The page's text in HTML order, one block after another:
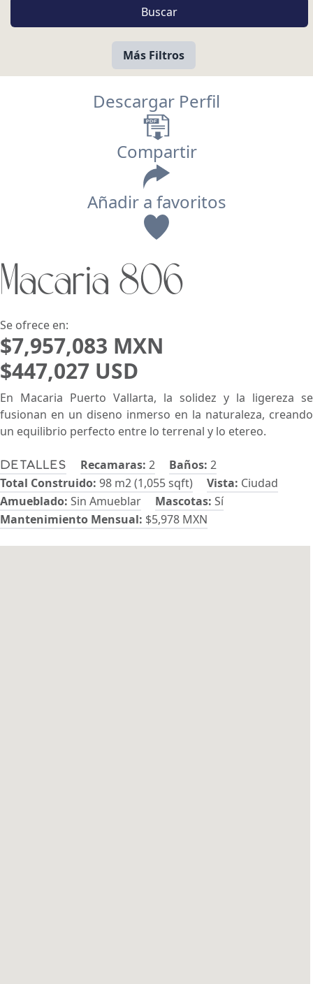
Más Filtros
Descargar Perfil
Compartir
Añadir a favoritos
Macaria 806
Se ofrece en:
$7,957,083 MXN
$447,027 USD
Detalles Recamaras: 2 Baños: 2
Total Construido: 98 m2 (1,055 sqft) Vista: Ciudad
Amueblado: Sin Amueblar Mascotas: Sí
Mantenimiento Mensual: $5,978 MXN
En Macaria Puerto Vallarta, la solidez y la ligereza se
fusionan en un diseno inmerso en la naturaleza, creando
un equilibrio perfecto entre lo terrenal y lo etereo.